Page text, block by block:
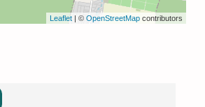
Leaflet | © OpenStreetMap contributors